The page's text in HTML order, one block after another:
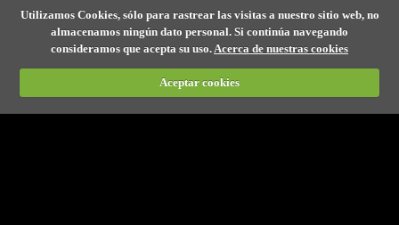
Utilizamos Cookies, sólo para rastrear las visitas a nuestro sitio web, no
almacenamos ningún dato personal. Si continúa navegando
consideramos que acepta su uso. Acerca de nuestras cookies
Aceptar cookies